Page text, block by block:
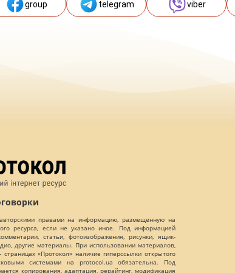
group telegram viber
правами на информацию, размещенную на
ресурса, если не указано иное. Под информацией
статьи, фотоизображения, рисунки, ящик-
другие материалы. При использовании материалов,
«Протокол» наличие гиперссылки открытого
системами на protocol.ua обязательна. Под
копирования, адаптация, рерайтинг, модификация